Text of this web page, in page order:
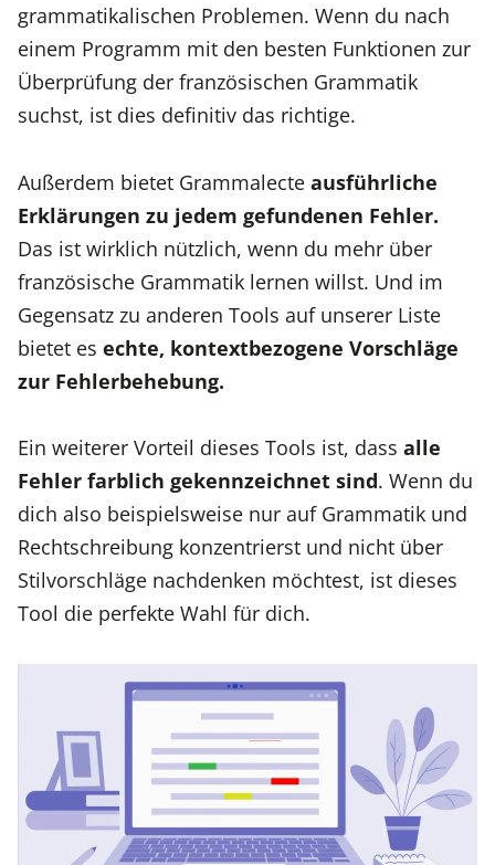
grammatikalischen Problemen. Wenn du nach
einem Programm mit den besten Funktionen zur
Überprüfung der französischen Grammatik
suchst, ist dies definitiv das richtige.
Außerdem bietet Grammalecte ausführliche
Erklärungen zu jedem gefundenen Fehler.
Das ist wirklich nützlich, wenn du mehr über
französische Grammatik lernen willst. Und im
Gegensatz zu anderen Tools auf unserer Liste
bietet es echte, kontextbezogene Vorschläge
zur Fehlerbehebung.
Ein weiterer Vorteil dieses Tools ist, dass alle
Fehler farblich gekennzeichnet sind. Wenn du
dich also beispielsweise nur auf Grammatik und
Rechtschreibung konzentrierst und nicht über
Stilvorschläge nachdenken möchtest, ist dieses
Tool die perfekte Wahl für dich.